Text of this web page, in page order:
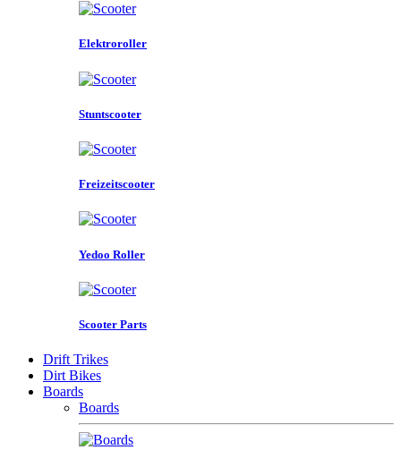
Elektroroller
Stuntscooter
Freizeitscooter
Yedoo Roller
Scooter Parts
Drift Trikes
Dirt Bikes
Boards
Boards